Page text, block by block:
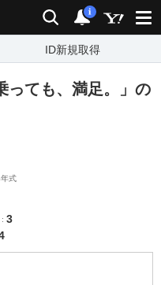
検索 通知
i
ID新規取得
っても、満足。」の
式
3